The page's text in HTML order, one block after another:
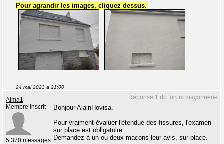
Pour agrandir les images, cliquez dessus.
24 mai 2023 à 21:00
Réponse 1 du forum maçonnerie
Alma1
Membre inscrit
5 370 messages
Bonjour AlainHovisa.
Pour vraiment évaluer l'étendue des fissures, l'examen
sur place est obligatoire.
Demandez à un ou deux maçons leur avis, sur place.